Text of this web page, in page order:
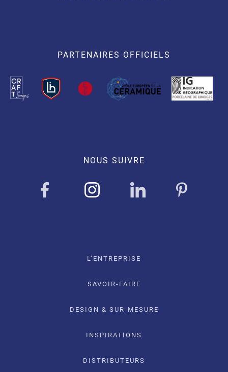
PARTENAIRES OFFICIELS
NOUS SUIVRE
L’ENTREPRISE
SAVOIR-FAIRE
DESIGN & SUR-MESURE
INSPIRATIONS
DISTRIBUTEURS